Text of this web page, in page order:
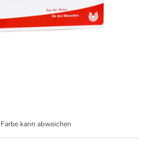
kann abweichen